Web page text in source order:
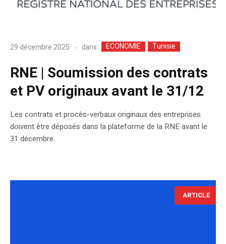
29 décembre 2025 dans ECONOMIE Tunisie
RNE | Soumission des contrats
et PV originaux avant le 31/12
Les contrats et procès-verbaux originaux des entreprises
doivent être déposés dans la plateforme de la RNE avant le
31 décembre.
ARTICLE